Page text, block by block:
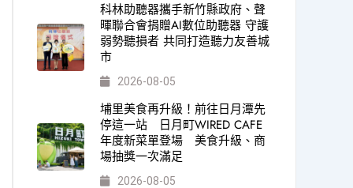
科林助聽器攜手新竹縣政府、聲
暉聯合會捐贈AI數位助聽器 守護
弱勢聽損者 共同打造聽力友善城
市
2026-08-05
埔里美食再升級！前往日月潭先
停這一站 日月町WIRED CAFE
年度新菜單登場 美食升級、商
場抽獎一次滿足
2026-08-05